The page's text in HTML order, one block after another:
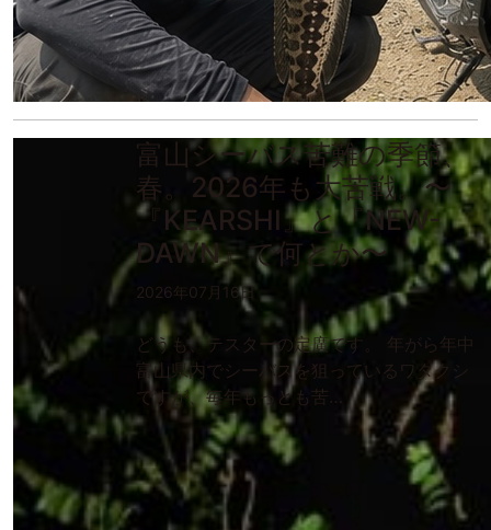
富山シーバス苦難の季節、
春。2026年も大苦戦。〜
『KEARSHI』と『NEW-
DAWN』で何とか〜
2026年07月16日
どうも、テスターの定廣です。 年がら年中
富山県内でシーバスを狙っているワタクシ
ですが、毎年もっとも苦…